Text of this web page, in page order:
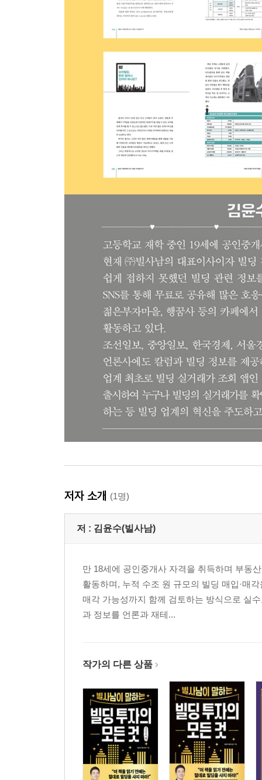
저자 소개 (1명)
저 : 김윤수(빌사남)
만 18세에 공인중개사 자격을 취득하며 부동
활동하며, 누적 수조 원 규모의 빌딩 매입·매
매각 가능성까지 함께 검토하는 방식으로 실
과 정보를 언론과 재테...
작가의 다른 상품